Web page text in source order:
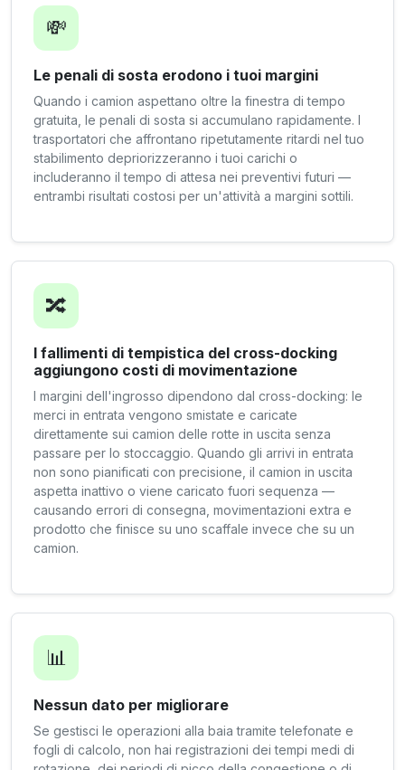
💸
Le penali di sosta erodono i tuoi margini
Quando i camion aspettano oltre la finestra di tempo
gratuita, le penali di sosta si accumulano rapidamente. I
trasportatori che affrontano ripetutamente ritardi nel tuo
stabilimento depriorizzeranno i tuoi carichi o
includeranno il tempo di attesa nei preventivi futuri —
entrambi risultati costosi per un'attività a margini sottili.
🔀
I fallimenti di tempistica del cross-docking
aggiungono costi di movimentazione
I margini dell'ingrosso dipendono dal cross-docking: le
merci in entrata vengono smistate e caricate
direttamente sui camion delle rotte in uscita senza
passare per lo stoccaggio. Quando gli arrivi in entrata
non sono pianificati con precisione, il camion in uscita
aspetta inattivo o viene caricato fuori sequenza —
causando errori di consegna, movimentazioni extra e
prodotto che finisce su uno scaffale invece che su un
camion.
📊
Nessun dato per migliorare
Se gestisci le operazioni alla baia tramite telefonate e
fogli di calcolo, non hai registrazioni dei tempi medi di